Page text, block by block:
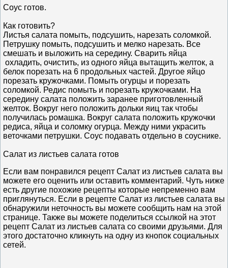
Соус готов.
Как готовить?
Листья салата помыть, подсушить, нарезать соломкой.
Петрушку помыть, подсушить и мелко нарезать. Все
смешать и выложить на середину. Сварить яйца
охладить, очистить, из одного яйца вытащить желток, а
белок порезать на 6 продольных частей. Другое яйцо
порезать кружочками. Помыть огурцы и порезать
соломкой. Редис помыть и порезать кружочками. На
середину салата положить заранее приготовленный
желток. Вокруг него положить дольки яиц так чтобы
получилась ромашка. Вокруг салата положить кружочки
редиса, яйца и соломку огурца. Между ними украсить
веточками петрушки. Соус подавать отдельно в соуснике.
Салат из листьев салата готов
Если вам понравился рецепт Салат из листьев салата вы
можете его оценить или оставить комментарий. Чуть ниже
есть другие похожие рецепты которые непременно вам
приглянуться. Если в рецепте Салат из листьев салата вы
обнаружили неточность вы можете сообщить нам на этой
странице. Также вы можете поделиться ссылкой на этот
рецепт Салат из листьев салата со своими друзьями. Для
этого достаточно кликнуть на одну из кнопок социальных
сетей.